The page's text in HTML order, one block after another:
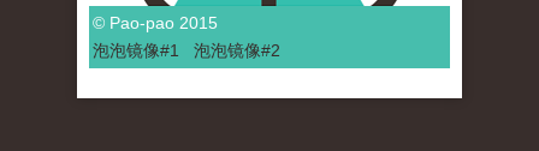
© Pao-pao 2015
泡泡镜像#1 泡泡镜像#2